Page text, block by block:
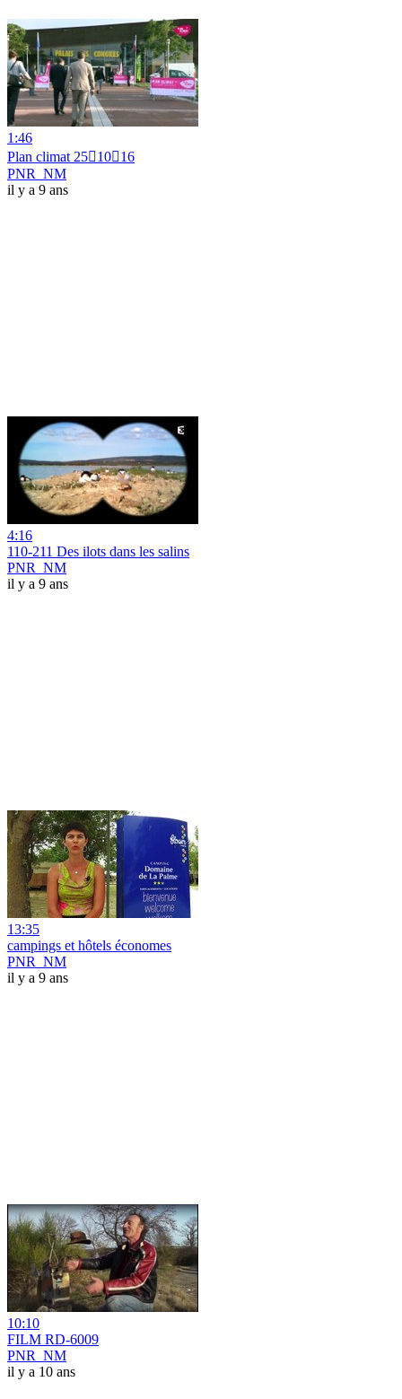
1:46
Plan climat 251016
PNR_NM
il y a 9 ans
4:16
110-211 Des ilots dans les salins
PNR_NM
il y a 9 ans
13:35
campings et hôtels économes
PNR_NM
il y a 9 ans
10:10
FILM RD-6009
PNR_NM
il y a 10 ans